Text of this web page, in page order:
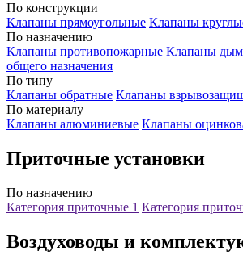
По конструкции
Клапаны прямоугольные Клапаны
По назначению
Клапаны противопожарные Клапаны
общего назначения
По типу
Клапаны обратные Клапаны
По материалу
Клапаны алюминиевые Клапаны
Приточные установки
По назначению
Категория приточные 1 Категория
Воздуховоды и